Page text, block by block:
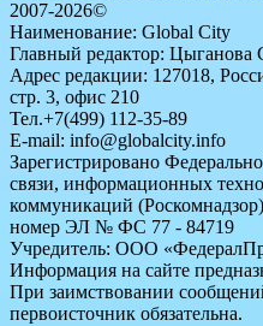
2007-2026©
Наименование: Global City
Главный редактор: Цыганова
Адрес редакции: 127018,
стр. 3, офис 210
Тел.+7(499) 112-35-89
E-mail: info@globalcity.info
Зарегистрировано
связи, информационных
коммуникаций
номер ЭЛ № ФС 77 - 84719
Учредитель: ООО
Информация на сайте
При заимствовании
первоисточник обязательна.